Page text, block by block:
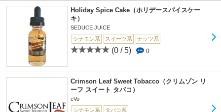
Holiday Spice Cake（ホリデースパイスケー
キ）
SEDUCE JUICE
シナモン系
スイーツ系 ナッツ系
(0 / 5) 0
Crimson Leaf Sweet Tobacco（クリムゾン リ
ーフ スイート タバコ）
eVo
シナモン系
タバコ系